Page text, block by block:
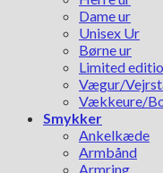
Dame ur
Unisex Ur
Børne ur
Limited
Vægur/
Vækkeure/
Smykker
Ankelkæde
Armbånd
Armring